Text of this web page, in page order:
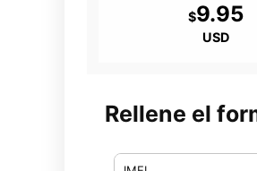
$9.95
USD
Rellene el